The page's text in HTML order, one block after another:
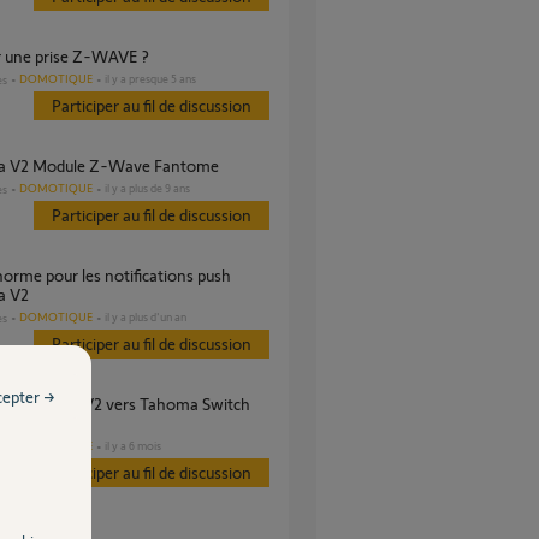
une prise Z-WAVE ?
DOMOTIQUE il y a presque 5 ans
Participer au fil de discussion
V2 Module Z-Wave Fantome
DOMOTIQUE il y a plus de 9 ans
Participer au fil de discussion
V2
DOMOTIQUE il y a plus d'un an
Participer au fil de discussion
DOMOTIQUE il y a 6 mois
Participer au fil de discussion
→